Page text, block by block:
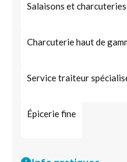
Salaisons et charcuteries
Charcuterie haut de
Service traiteur
Épicerie fine